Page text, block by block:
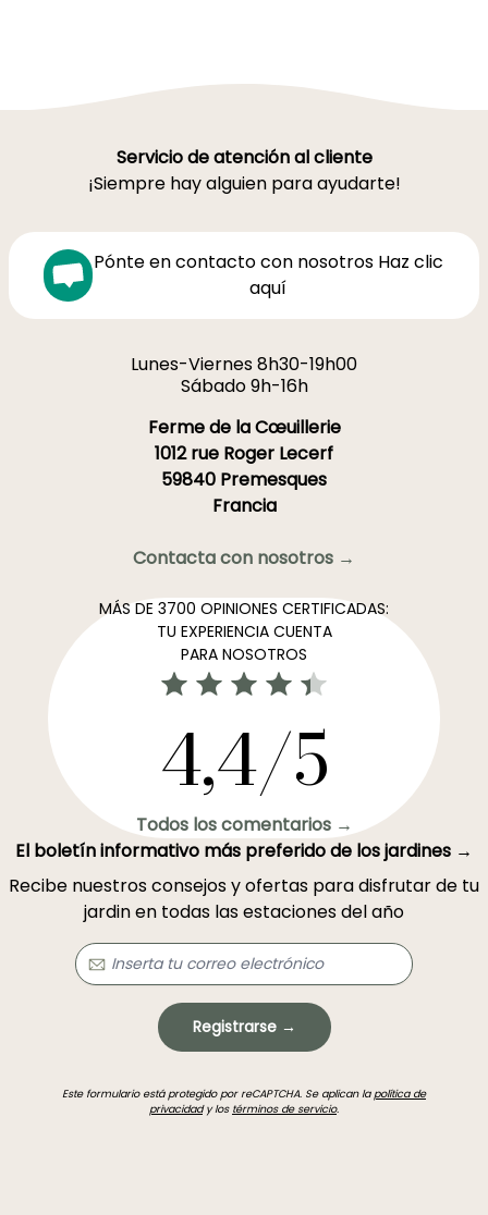
Servicio de atención al cliente
¡Siempre hay alguien para ayudarte!
Pónte en contacto con nosotros Haz clic
aquí
Lunes-Viernes 8h30-19h00
Sábado 9h-16h
Ferme de la Cœuillerie
1012 rue Roger Lecerf
59840 Premesques
Francia
Contacta con nosotros →
MÁS DE 3700 OPINIONES CERTIFICADAS:
TU EXPERIENCIA CUENTA
PARA NOSOTROS
4,4/5
Todos los comentarios →
El boletín informativo más preferido de los jardines →
Recibe nuestros consejos y ofertas para disfrutar de tu
jardin en todas las estaciones del año
Registrarse →
Este formulario está protegido por reCAPTCHA. Se aplican lapolítica de
privacidady los términos de servicio.